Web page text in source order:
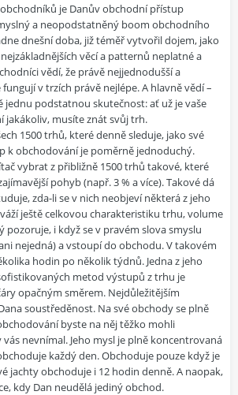
je Danův obchodní přístup
a neopodstatněný boom obchodního
dnešní doba, již téměř vytvořil dojem, jako
věcí a patternů neplatné a
vědí, že právě nejjednodušší a
fungují v trzích právě nejlépe. A hlavně vědí –
jednu podstatnou skutečnost: ať už je vaše
jakákoliv, musíte znát svůj trh.
1500 trhů, které denně sleduje, jako své
k obchodování je poměrně jednoduchý.
vybrat z přibližně 1500 trhů takové, které
pohyb (např. 3 % a více). Takové dá
zda-li se v nich neobjeví některá z jeho
ještě celkovou charakteristiku trhu, volume
i když se v pravém slova smyslu
nejedná) a vstoupí do obchodu. V takovém
hodin po několik týdnů. Jedna z jeho
metod výstupů z trhu je
opačným směrem. Nejdůležitějším
soustředěnost. Na své obchody se plně
byste na něj těžko mohli
nevnímal. Jeho mysl je plně koncentrovaná
každý den. Obchoduje pouze když je
jachty obchoduje i 12 hodin denně. A naopak,
kdy Dan neudělá jediný obchod.